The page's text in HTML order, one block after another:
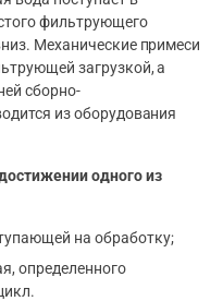
фильтрующего
Механические примеси
загрузкой, а
сборно-
из оборудования
одного из
на обработку;
определенного